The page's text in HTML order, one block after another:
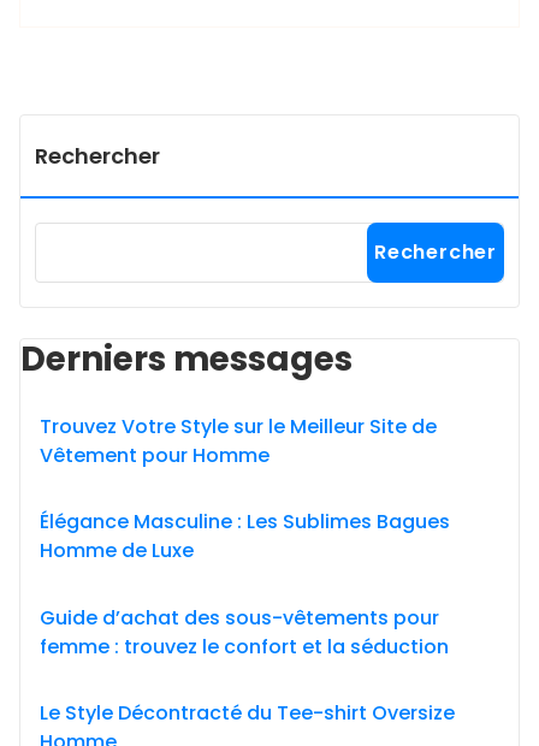
Rechercher
Rechercher
Derniers messages
Trouvez Votre Style sur le Meilleur Site de
Vêtement pour Homme
Élégance Masculine : Les Sublimes Bagues
Homme de Luxe
Guide d’achat des sous-vêtements pour
femme : trouvez le confort et la séduction
Le Style Décontracté du Tee-shirt Oversize